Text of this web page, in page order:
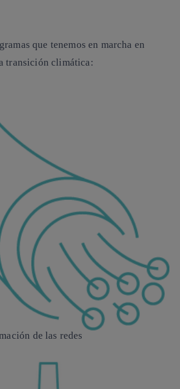
que tenemos en marcha en
transición climática:
de las redes